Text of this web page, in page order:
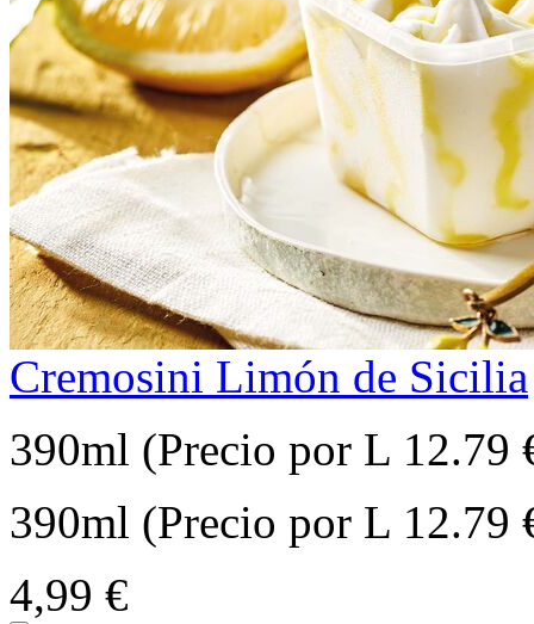
Cremosini Limón de Sicilia
390ml (Precio por L 12.79
390ml (Precio por L 12.79
4,99 €